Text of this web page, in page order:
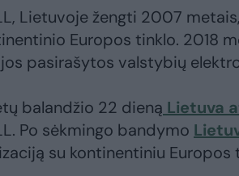
Lietuvoje žengti 2007
Europos tinklo. 2018
pasirašytos valstybių
balandžio 22 dieną Lietuva
Po sėkmingo bandymo
su kontinentiniu Europos